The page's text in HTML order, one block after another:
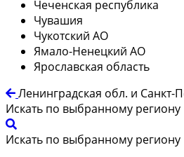
Чеченская республика
Чувашия
Чукотский АО
Ямало-Ненецкий АО
Ярославская область
Ленинградская обл. и Санкт-
Искать по выбранному региону
Искать по выбранному региону